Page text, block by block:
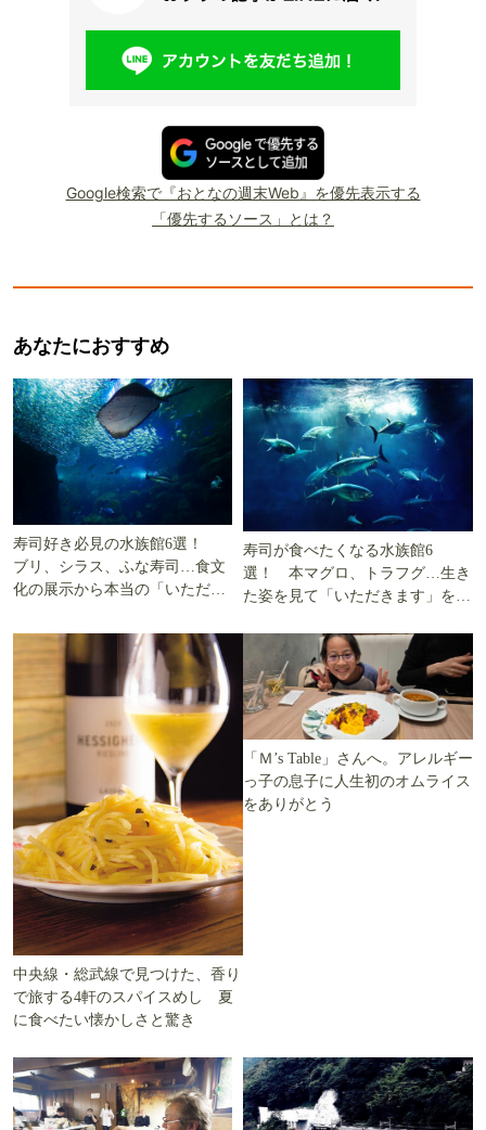
Google検索で『おとなの週末Web』を優先表示する
「優先するソース」とは？
あなたにおすすめ
寿司好き必見の水族館6選！
ブリ、シラス、ふな寿司…食文
化の展示から本当の「いただき
寿司が食べたくなる水族館6
選！ 本マグロ、トラフグ…生き
た姿を見て「いただきます」を考
中央線・総武線で見つけた、香り
で旅する4軒のスパイスめし 夏
に食べたい懐かしさと驚き
「Ｍ’s Table」さんへ。アレルギー
っ子の息子に人生初のオムライス
をありがとう